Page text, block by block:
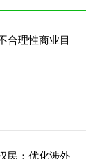
合理性商业目
民：优化涉外